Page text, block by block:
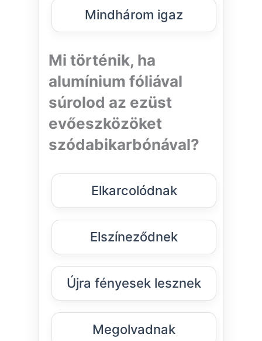
Mindhárom igaz
Mi történik, ha
alumínium fóliával
súrolod az ezüst
evőeszközöket
szódabikarbónával?
Elkarcolódnak
Elszíneződnek
Újra fényesek lesznek
Megolvadnak